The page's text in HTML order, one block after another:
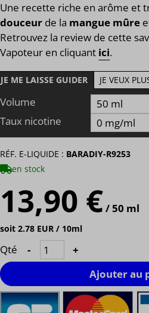
Une recette riche en arôme et
douceur de la mangue mûre
Retrouvez la review de cette
Vapoteur en cliquant ici.
JE ME LAISSE GUIDER JE VEUX
Volume
Taux nicotine
RÉF. E-LIQUIDE : BARADIY-R9253
en stock
13,90 €/ 50 ml
soit 2.78 EUR / 10ml
Qté -
+
Ajouter au